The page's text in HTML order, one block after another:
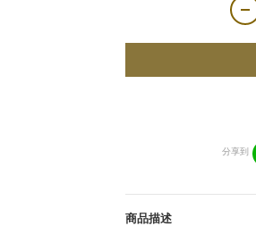
分享到
商品描述